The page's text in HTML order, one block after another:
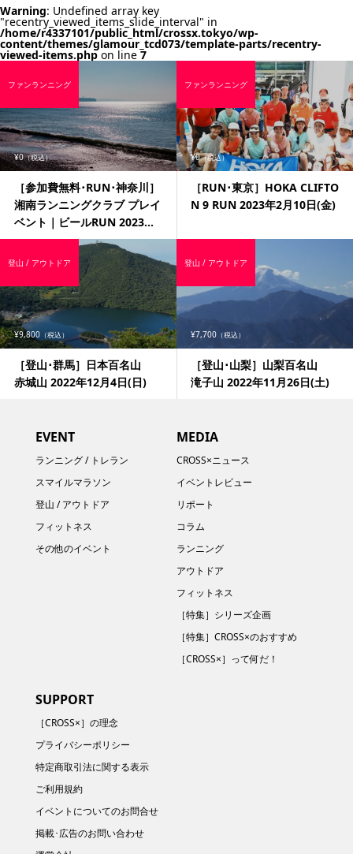
Warning: Undefined array key
"recentry_viewed_items_slide_interval" in
/home/r4337101/public_html/crossx.tokyo/wp-
content/themes/glamour_tcd073/template-parts/recentry-
viewed-items.phpon line7
¥0（税込）
［参加費無料･RUN･神奈川］
湘南ランニングクラブ プレイ
ベント｜ビールRUN 2023...
ファンランニング
¥0（税込）
［RUN･東京］HOKA CLIFTO
N 9 RUN 2023年2月10日(金)
ファンランニング
¥9,800 （税込）
［登山･群馬］日本百名山
赤城山 2022年12月4日(日)
登山 / アウトドア
¥7,700 （税込）
［登山･山梨］山梨百名山
滝子山 2022年11月26日(土)
登山 / アウトドア
EVENT
ランニング / トレラン
スマイルマラソン
登山 / アウトドア
フィットネス
その他のイベント
MEDIA
CROSS×ニュース
イベントレビュー
リポート
コラム
ランニング
アウトドア
フィットネス
［特集］シリーズ企画
［特集］CROSS×のおすすめ
［CROSS×］って何だ！
SUPPORT
［CROSS×］の理念
プライバシーポリシー
特定商取引法に関する表示
ご利用規約
イベントについてのお問合せ
掲載･広告のお問い合わせ